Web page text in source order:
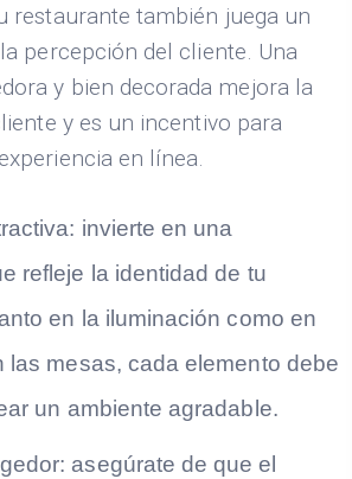
restaurante también juega un
percepción del cliente. Una
y bien decorada mejora la
y es un incentivo para
en línea.
invierte en una
refleje la identidad de tu
en la iluminación como en
las mesas, cada elemento debe
un ambiente agradable.
asegúrate de que el